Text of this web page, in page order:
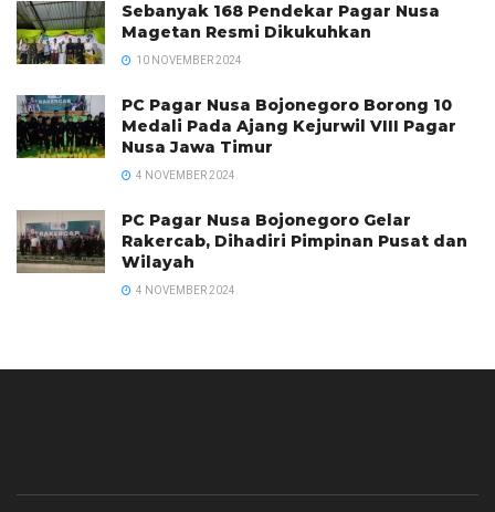
Sebanyak 168 Pendekar Pagar Nusa
Magetan Resmi Dikukuhkan
10 NOVEMBER 2024
PC Pagar Nusa Bojonegoro Borong 10
Medali Pada Ajang Kejurwil VIII Pagar
Nusa Jawa Timur
4 NOVEMBER 2024
PC Pagar Nusa Bojonegoro Gelar
Rakercab, Dihadiri Pimpinan Pusat dan
Wilayah
4 NOVEMBER 2024